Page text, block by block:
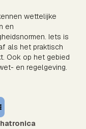
wettelijke
en
Iets is
als het praktisch
Ook op het gebied
en regelgeving.